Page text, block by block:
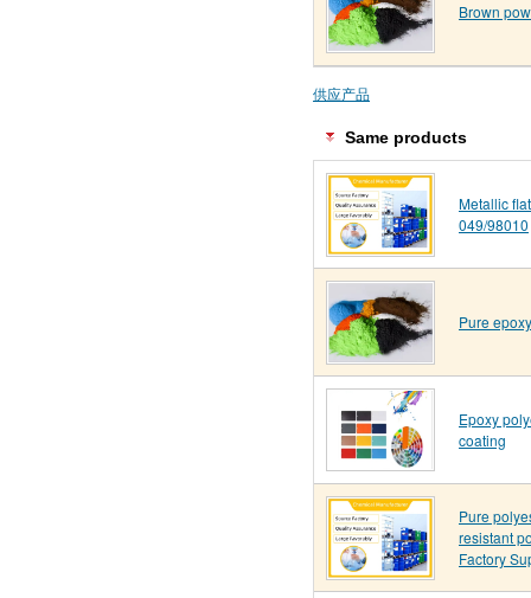
Brown
供应产品
Same products
Metallic
049/98010
Pure
Epoxy
coating
Pure
resistant
Factory